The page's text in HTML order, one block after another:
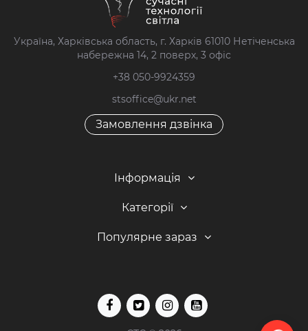
Україна, Харківська область, г. Харків 61010 Нетіченська
набережна 14, 2 поверх, 3 офіс
+38 050-9924359
stsoffice@ukr.net
Замовлення дзвінка
Інформація
Категорії
Популярне зараз